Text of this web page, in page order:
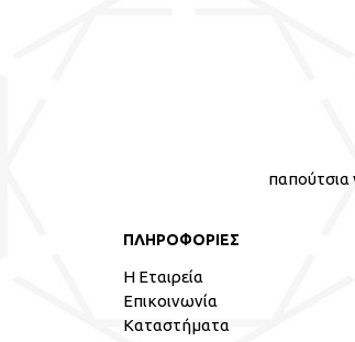
παπούτσια
ΠΛΗΡΟΦΟΡΙΕΣ
Η Εταιρεία
Επικοινωνία
Καταστήματα